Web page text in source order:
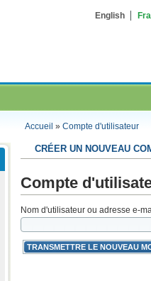
English
Accueil » Compte d'utilisateur
CRÉER UN NOUVEAU
Compte
Nom d'utilisateur ou adresse e-